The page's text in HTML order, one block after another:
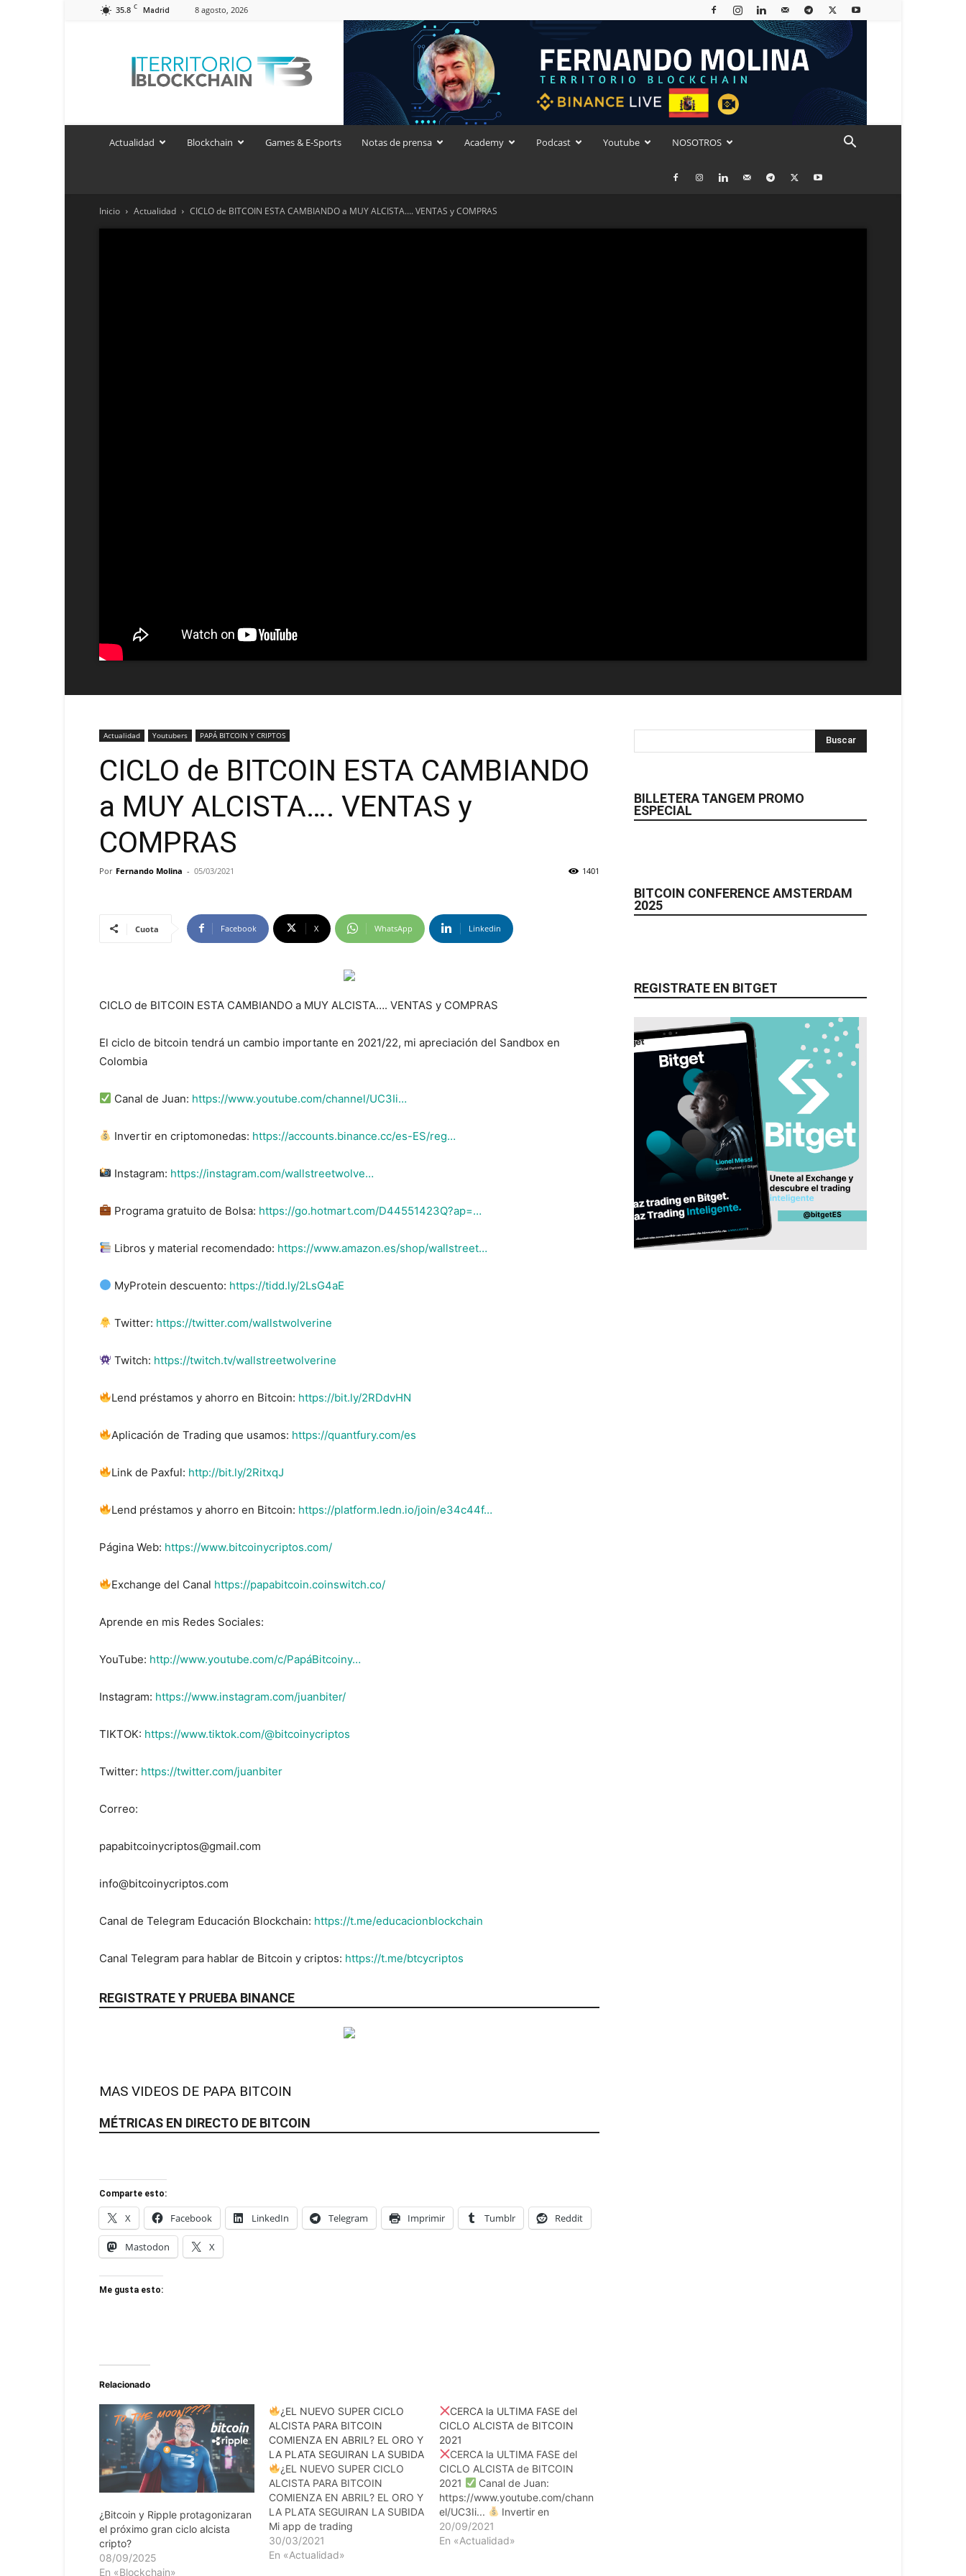
35.8 C Madrid 8 agosto, 2026
Blockchain
Actualidad Blockchain Games & E-Sports Notas de prensa Academy Podcast Youtube NOSOTROS
Inicio Actualidad CICLO de BITCOIN ESTA CAMBIANDO a MUY ALCISTA…. VENTAS y COMPRAS
Actualidad Youtubers PAPÁ BITCOIN Y CRIPTOS
CICLO de BITCOIN ESTA CAMBIANDO
a MUY ALCISTA…. VENTAS y
COMPRAS
Por Fernando Molina - 05/03/2021 1401
Cuota Facebook X WhatsApp Linkedin
CICLO de BITCOIN ESTA CAMBIANDO a MUY ALCISTA…. VENTAS y COMPRAS
El ciclo de bitcoin tendrá un cambio importante en 2021/22, mi apreciación del Sandbox en
Colombia
Canal de Juan: https://www.youtube.com/channel/UC3Ii…
Invertir en criptomonedas: https://accounts.binance.cc/es-ES/reg…
Instagram: https://instagram.com/wallstreetwolve…
Programa gratuito de Bolsa: https://go.hotmart.com/D44551423Q?ap=…
Libros y material recomendado: https://www.amazon.es/shop/wallstreet…
MyProtein descuento: https://tidd.ly/2LsG4aE
Twitter: https://twitter.com/wallstwolverine​
Twitch: https://twitch.tv/wallstreetwolverine
Lend préstamos y ahorro en Bitcoin: https://bit.ly/2RDdvHN
Aplicación de Trading que usamos: https://quantfury.com/es
Link de Paxful: http://bit.ly/2RitxqJ
Lend préstamos y ahorro en Bitcoin: https://platform.ledn.io/join/e34c44f…
Página Web: https://www.bitcoinycriptos.com/
Exchange del Canal https://papabitcoin.coinswitch.co/
Aprende en mis Redes Sociales:
YouTube: http://www.youtube.com/c/PapáBitcoiny…
Instagram: https://www.instagram.com/juanbiter/
TIKTOK: https://www.tiktok.com/@bitcoinycriptos
Twitter: https://twitter.com/juanbiter
Correo:
papabitcoinycriptos@gmail.com
info@bitcoinycriptos.com
Canal de Telegram Educación Blockchain: https://t.me/educacionblockchain
Canal Telegram para hablar de Bitcoin y criptos: https://t.me/btcycriptos
REGISTRATE Y PRUEBA BINANCE
MAS VIDEOS DE PAPA BITCOIN
MÉTRICAS EN DIRECTO DE BITCOIN
Comparte esto:
X Facebook LinkedIn Telegram Imprimir Tumblr Reddit
Mastodon X
Me gusta esto:
Relacionado
¿Bitcoin y Ripple protagonizaran
el próximo gran ciclo alcista
cripto?
08/09/2025
En «Blockchain»
¿EL NUEVO SUPER CICLO
ALCISTA PARA BITCOIN
COMIENZA EN ABRIL? EL ORO Y
LA PLATA SEGUIRAN LA SUBIDA
¿EL NUEVO SUPER CICLO
ALCISTA PARA BITCOIN
COMIENZA EN ABRIL? EL ORO Y
LA PLATA SEGUIRAN LA SUBIDA
Mi app de trading
favorita: https://quantfury.com/e
s/
30/03/2021
En «Actualidad»
CERCA la ULTIMA FASE del
CICLO ALCISTA de BITCOIN
2021
CERCA la ULTIMA FASE del
CICLO ALCISTA de BITCOIN
2021
Canal de Juan:
https://www.youtube.com/chann
el/UC3Ii...​
Invertir en
criptomonedas:
https://accounts.binance.cc/es-
20/09/2021
En «Actualidad»
BILLETERA TANGEM PROMO
ESPECIAL
BITCOIN CONFERENCE AMSTERDAM
2025
REGISTRATE EN BITGET